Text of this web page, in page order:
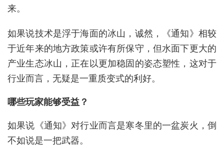
来。
如果说技术是浮于海面的冰山，诚然，《通知》相较
于近年来的地方政策或许有所保守，但水面下更大的
产业生态冰山，正在以更加稳固的姿态塑性，这对于
行业而言，无疑是一重质变式的利好。
哪些玩家能够受益？
如果说《通知》对行业而言是寒冬里的一盆炭火，倒
不如说是一把武器。